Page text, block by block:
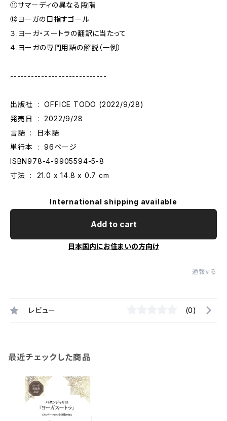
⑪サマーディの異なる段階
⑫ヨーガの目指すゴール
３.ヨーガ・スートラの翻訳に当たって
４.ヨーガの専門用語の解説（一例）
----------------------------
出版社 ‏ : ‎ OFFICE TODO (2022/9/28)
発売日 ‏ : ‎ 2022/9/28
言語 ‏ : ‎ 日本語
単行本 ‏ : ‎ 96ページ
ISBN978-4-9905594-5-8
寸法 ‏ : ‎ 21.0 x 14.8 x 0.7 cm
International shipping available
Add to cart
日本国内にお住まいの方向け
通報する
レビュー (0)
最近チェックした商品